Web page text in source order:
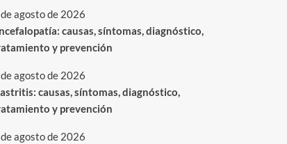
agosto de 2026
causas, síntomas, diagnóstico,
y prevención
agosto de 2026
causas, síntomas, diagnóstico,
y prevención
agosto de 2026